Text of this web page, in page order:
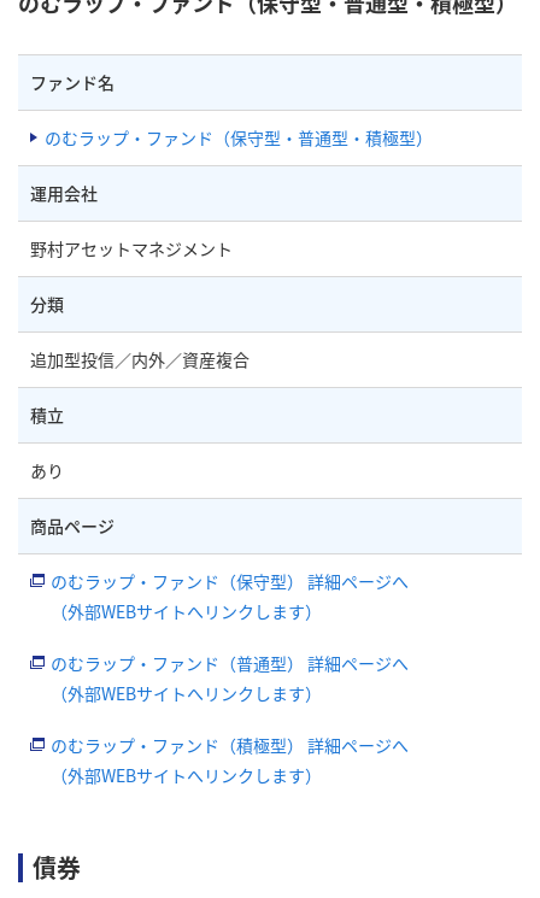
ファンド名
のむラップ・ファンド（保守型・普通型・積極型）
運用会社
野村アセットマネジメント
分類
追加型投信／内外／資産複合
積立
あり
商品ページ
のむラップ・ファンド（保守型） 詳細ページへ
（外部WEBサイトへリンクします）
のむラップ・ファンド（普通型） 詳細ページへ
（外部WEBサイトへリンクします）
のむラップ・ファンド（積極型） 詳細ページへ
（外部WEBサイトへリンクします）
債券